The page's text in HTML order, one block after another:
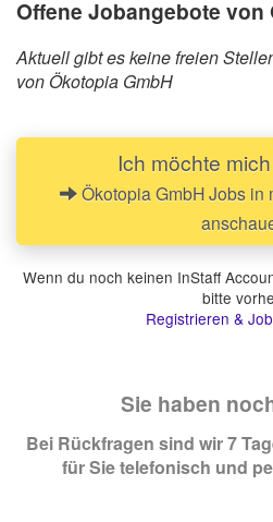
Offene Jobangebote von
Aktuell gibt es keine freien
von Ökotopia GmbH
Ich möchte
Ökotopia GmbH Jobs in
Wenn du noch keinen InStaff
bitte
Registrieren &
Sie haben
Bei Rückfragen sind wir 7
für Sie telefonisch und